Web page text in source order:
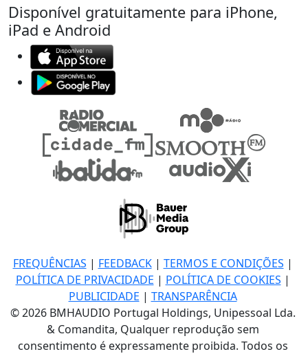
Disponível gratuitamente para iPhone,
iPad e Android
FREQUÊNCIAS | FEEDBACK| TERMOS E CONDIÇÕES |
POLÍTICA DE PRIVACIDADE | POLÍTICA DE COOKIES |
PUBLICIDADE | TRANSPARÊNCIA
© 2026 BMHAUDIO Portugal Holdings, Unipessoal Lda.
& Comandita, Qualquer reprodução sem
consentimento é expressamente proibida. Todos os